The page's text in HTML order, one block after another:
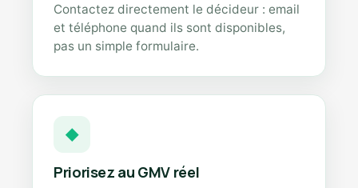
Contactez directement le décideur : email
et téléphone quand ils sont disponibles,
pas un simple formulaire.
◆
Priorisez au GMV réel